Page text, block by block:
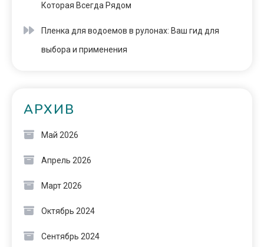
Которая Всегда Рядом
Пленка для водоемов в рулонах: Ваш гид для
выбора и применения
АРХИВ
Май 2026
Апрель 2026
Март 2026
Октябрь 2024
Сентябрь 2024